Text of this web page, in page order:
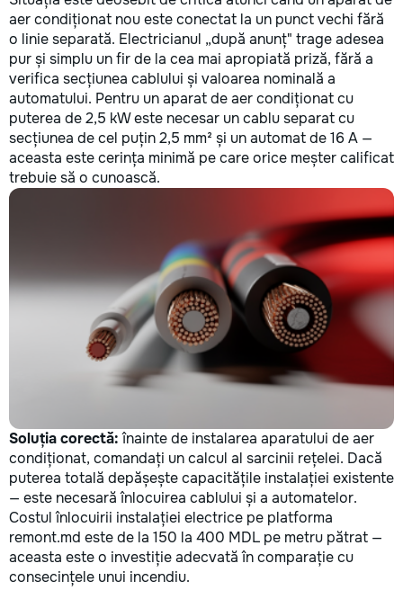
aer condiționat nou este conectat la un punct vechi fără
o linie separată. Electricianul „după anunț" trage adesea
pur și simplu un fir de la cea mai apropiată priză, fără a
verifica secțiunea cablului și valoarea nominală a
automatului. Pentru un aparat de aer condiționat cu
puterea de 2,5 kW este necesar un cablu separat cu
secțiunea de cel puțin 2,5 mm² și un automat de 16 A —
aceasta este cerința minimă pe care orice meșter calificat
trebuie să o cunoască.
Soluția corectă:înainte de instalarea aparatului de aer
condiționat, comandați un calcul al sarcinii rețelei. Dacă
puterea totală depășește capacitățile instalației existente
— este necesară înlocuirea cablului și a automatelor.
Costul înlocuirii instalației electrice pe platforma
remont.md este de la 150 la 400 MDL pe metru pătrat —
aceasta este o investiție adecvată în comparație cu
consecințele unui incendiu.